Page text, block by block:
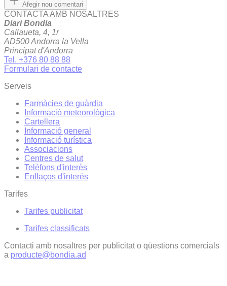
Afegir nou comentari
CONTACTA AMB NOSALTRES
Diari Bondia
Callaueta, 4, 1r
AD500 Andorra la Vella
Principat d'Andorra
Tel. +376 80 88 88
Formulari de contacte
Serveis
Farmàcies de guàrdia
Informació meteorològica
Cartellera
Informació general
Informació turística
Associacions
Centres de salut
Telèfons d'interès
Enllaços d'interés
Tarifes
Tarifes publicitat
Tarifes classificats
Contacti amb nosaltres per publicitat o qüestions comercials
a producte@bondia.ad